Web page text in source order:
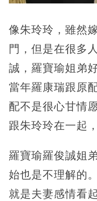
像朱玲玲，雖然
門，但是在很多
誠，羅寶瑜姐弟
當年羅康瑞跟原
配不是很心甘情
跟朱玲玲在一起
羅寶瑜羅俊誠姐
始也是不理解的
就是夫妻感情看